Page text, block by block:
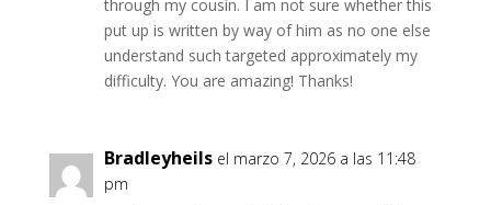
through my cousin. I am not sure whether this
put up is written by way of him as no one else
understand such targeted approximately my
difficulty. You are amazing! Thanks!
Bradleyheils el marzo 7, 2026 a las 11:48
pm